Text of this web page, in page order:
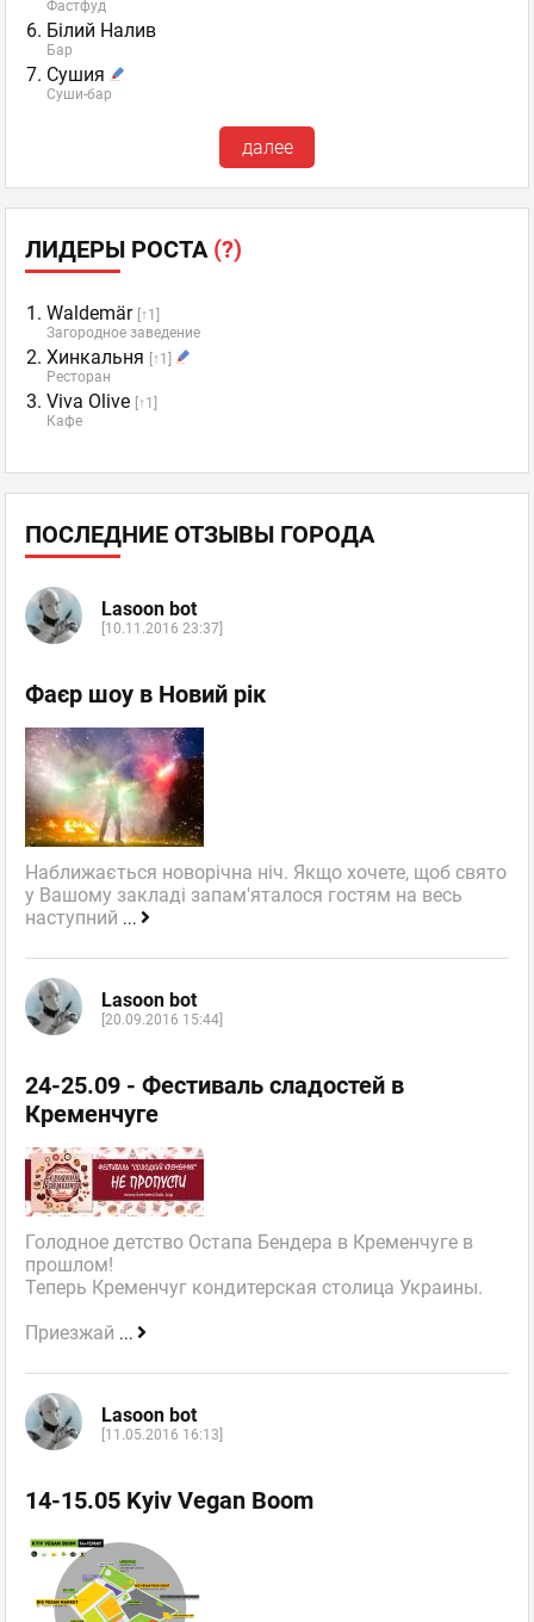
Фастфуд
Білий Налив
Бар
Сушия
Суши-бар
далее
ЛИДЕРЫ РОСТА (?)
Waldemär [↑1]
Загородное заведение
Хинкальня [↑1]
Ресторан
Viva Olive [↑1]
Кафе
ПОСЛЕДНИЕ ОТЗЫВЫ ГОРОДА
Lasoon bot
[10.11.2016 23:37]
Фаєр шоу в Новий рік
Наближається новорічна ніч. Якщо хочете, щоб свято
у Вашому закладі запам'яталося гостям на весь
наступний ...
Lasoon bot
[20.09.2016 15:44]
24-25.09 - Фестиваль сладостей в
Кременчуге
Голодное детство Остапа Бендера в Кременчуге в
прошлом!
Теперь Кременчуг кондитерская столица Украины.
Приезжай ...
Lasoon bot
[11.05.2016 16:13]
14-15.05 Kyiv Vegan Boom